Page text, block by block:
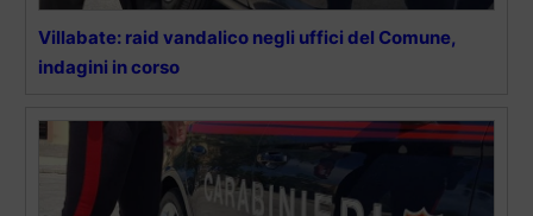
Villabate: raid vandalico negli uffici del Comune,
indagini in corso